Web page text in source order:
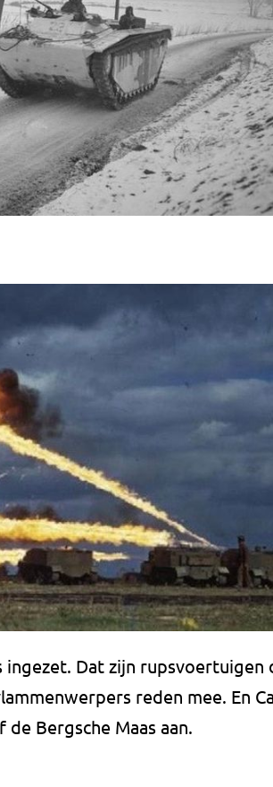
ingezet. Dat zijn rupsvoertuigen
reden mee. En
de Bergsche Maas aan.